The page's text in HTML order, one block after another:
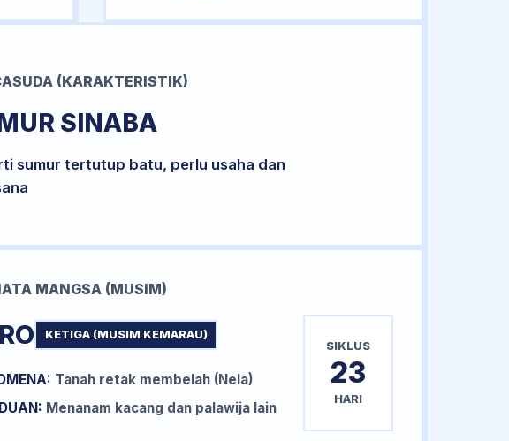
(KARAKTERISTIK)
SINABA
sumur tertutup batu, perlu usaha dan
MANGSA (MUSIM)
KETIGA (MUSIM KEMARAU)
Tanah retak membelah (Nela)
Menanam kacang dan palawija lain
SIKLUS
23
HARI